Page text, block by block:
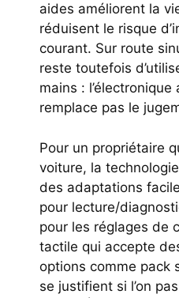
aides améliorent la
réduisent le risque
courant. Sur route
reste toutefois
mains : l’électronique
remplace pas le
Pour un propriétaire
voiture, la
des adaptations
pour lecture/
pour les réglages de
tactile qui accepte
options comme pack
se justifient si l’on